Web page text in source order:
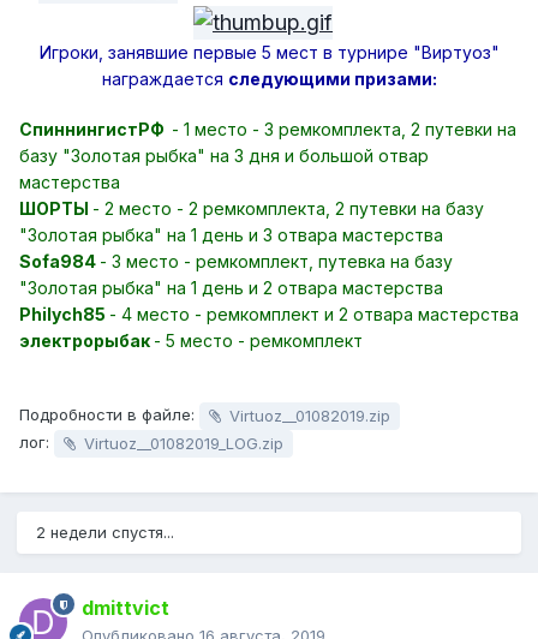
Игроки, занявшие первые 5 мест в турнире "Виртуоз"
награждается следующими призами:
СпиннингистРФ - 1 место - 3 ремкомплекта, 2 путевки на
базу "Золотая рыбка" на 3 дня и большой отвар
мастерства
ШОРТЫ - 2 место - 2 ремкомплекта, 2 путевки на базу
"Золотая рыбка" на 1 день и 3 отвара мастерства
Sofa984 - 3 место - ремкомплект, путевка на базу
"Золотая рыбка" на 1 день и 2 отвара мастерства
Philych85 - 4 место - ремкомплект и 2 отвара мастерства
электрорыбак - 5 место - ремкомплект
Подробности в файле:
Virtuoz__01082019.zip
лог:
Virtuoz__01082019_LOG.zip
2 недели спустя...
dmittvict